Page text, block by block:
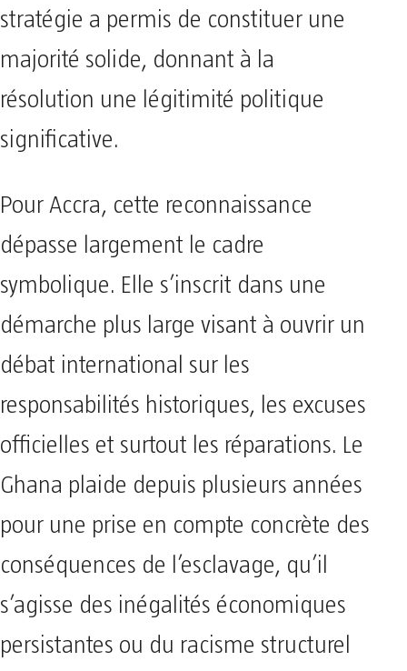
stratégie a permis de constituer une
majorité solide, donnant à la
résolution une légitimité politique
significative.
Pour Accra, cette reconnaissance
dépasse largement le cadre
symbolique. Elle s’inscrit dans une
démarche plus large visant à ouvrir un
débat international sur les
responsabilités historiques, les excuses
officielles et surtout les réparations. Le
Ghana plaide depuis plusieurs années
pour une prise en compte concrète des
conséquences de l’esclavage, qu’il
s’agisse des inégalités économiques
persistantes ou du racisme structurel